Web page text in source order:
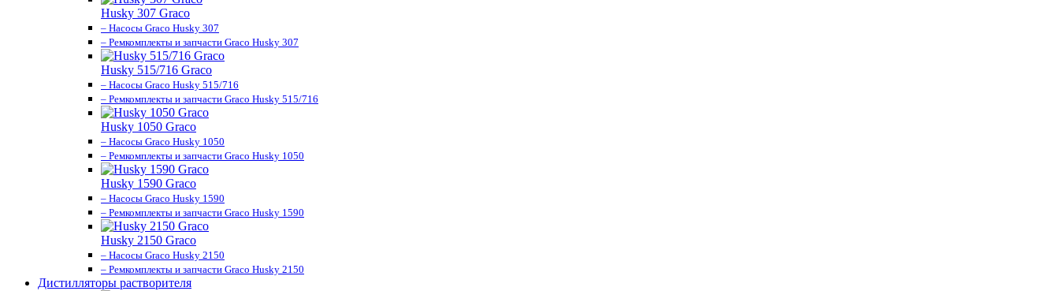
Husky 307 Graco
– Насосы Graco Husky 307
– Ремкомплекты и запчасти Graco Husky 307
Husky 515/716 Graco
– Насосы Graco Husky 515/716
– Ремкомплекты и запчасти Graco Husky 515/716
Husky 1050 Graco
– Насосы Graco Husky 1050
– Ремкомплекты и запчасти Graco Husky 1050
Husky 1590 Graco
– Насосы Graco Husky 1590
– Ремкомплекты и запчасти Graco Husky 1590
Husky 2150 Graco
– Насосы Graco Husky 2150
– Ремкомплекты и запчасти Graco Husky 2150
Дистилляторы растворителя